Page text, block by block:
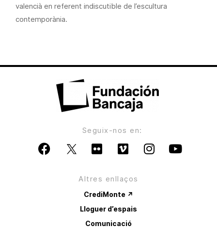
valencià en referent indiscutible de l’escultura
contemporània.
Seguix-nos en:
Altres enllaços
CrediMonte ↗
Lloguer d’espais
Comunicació